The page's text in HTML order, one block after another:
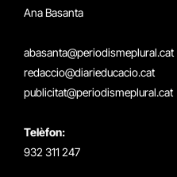
Ana Basanta
abasanta@periodismeplural.cat
redaccio@diarieducacio.cat
publicitat@periodismeplural.cat
Telèfon:
932 311 247